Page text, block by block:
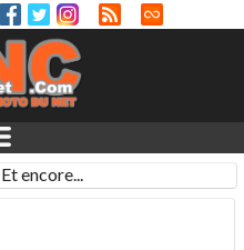
Et encore...